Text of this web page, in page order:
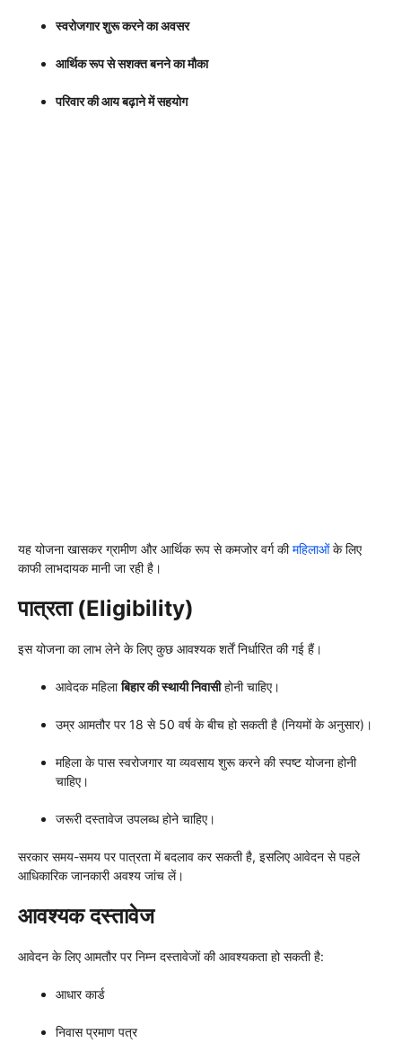
स्वरोजगार शुरू करने का अवसर
आर्थिक रूप से सशक्त बनने का मौका
परिवार की आय बढ़ाने में सहयोग
यह योजना खासकर ग्रामीण और आर्थिक रूप से कमजोर वर्ग कीमहिलाओंके लिए
काफी लाभदायक मानी जा रही है।
पात्रता (Eligibility)
इस योजना का लाभ लेने के लिए कुछ आवश्यक शर्तें निर्धारित की गई हैं।
आवेदक महिलाबिहार की स्थायी निवासीहोनी चाहिए।
उम्र आमतौर पर 18 से 50 वर्ष के बीच हो सकती है (नियमों के अनुसार)।
महिला के पास स्वरोजगार या व्यवसाय शुरू करने की स्पष्ट योजना होनी
चाहिए।
जरूरी दस्तावेज उपलब्ध होने चाहिए।
सरकार समय-समय पर पात्रता में बदलाव कर सकती है, इसलिए आवेदन से पहले
आधिकारिक जानकारी अवश्य जांच लें।
आवश्यक दस्तावेज
आवेदन के लिए आमतौर पर निम्न दस्तावेजों की आवश्यकता हो सकती है:
आधार कार्ड
निवास प्रमाण पत्र